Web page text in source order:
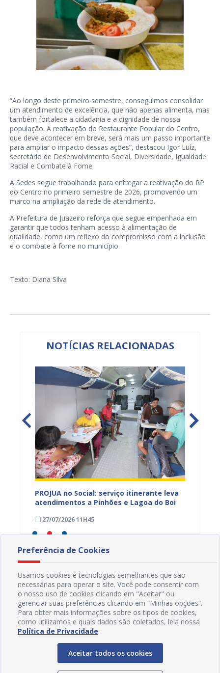
“Ao longo deste primeiro semestre, conseguimos consolidar
um atendimento de excelência, que não apenas alimenta, mas
também fortalece a cidadania e a dignidade de nossa
população. A reativação do Restaurante Popular do Centro,
que deve acontecer em breve, será mais um passo importante
para ampliar o impacto dessas ações”, destacou Igor Luíz,
secretário de Desenvolvimento Social, Diversidade, Igualdade
Racial e Combate à Fome.
A Sedes segue trabalhando para entregar a reativação do RP
do Centro no primeiro semestre de 2026, promovendo um
marco na ampliação da rede de atendimento.
A Prefeitura de Juazeiro reforça que segue empenhada em
garantir que todos tenham acesso à alimentação de
qualidade, como um reflexo do compromisso com a inclusão
e o combate à fome no município.
Texto: Diana Silva
NOTÍCIAS RELACIONADAS
PROJUA no Social: serviço itinerante leva
atendimentos a Pinhões e Lagoa do Boi
27/07/2026 11H45
Preferência de Cookies
Usamos cookies e tecnologias semelhantes que são
necessárias para operar o site. Você pode consentir com
o nosso uso de cookies clicando em "Aceitar" ou
gerenciar suas preferências clicando em “Minhas opções”.
Para obter mais informações sobre os tipos de cookies,
como utilizamos e quais dados são coletados, leia nossa
Política de Privacidade.
Aceitar todos os cookies